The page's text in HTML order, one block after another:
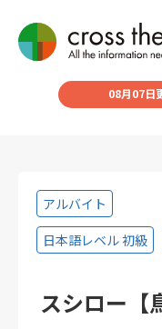
08月07日
アルバイト
日本語レベル 初級
スシロー